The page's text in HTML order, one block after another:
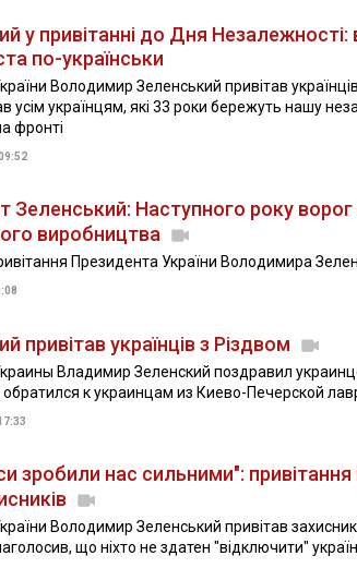
у привітанні до Дня
по-українськи
Володимир Зеленський привітав
усім українцям, які 33 роки бережуть нашу
фронті
Зеленський: Наступного року
виробництва
Президента України Володимира
привітав українців з Різдвом
Владимир Зеленский поздравил
обратился к украинцам из Киево-Печерской
зробили нас сильними":
Володимир Зеленський привітав
що ніхто не здатен "відключити"